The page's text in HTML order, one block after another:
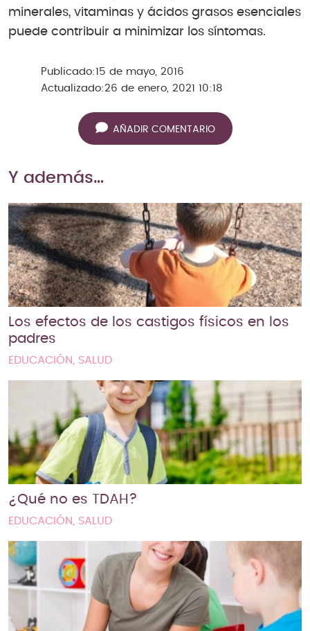
minerales, vitaminas y ácidos grasos esenciales
puede contribuir a minimizar los síntomas.
Publicado:15 de mayo, 2016
Actualizado: 26 de enero, 2021 10:18
AÑADIR COMENTARIO
Y además…
Los efectos de los castigos físicos en los
padres
EDUCACIÓN, SALUD
¿Qué no es TDAH?
EDUCACIÓN, SALUD